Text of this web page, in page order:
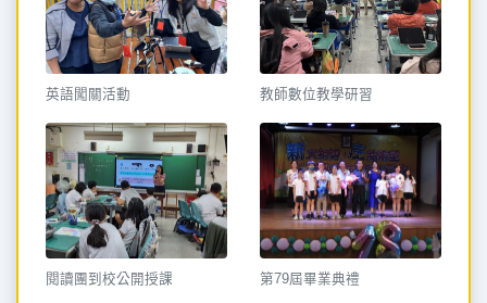
英語闖關活動 教師數位教學研習
閱讀團到校公開授課 第79屆畢業典禮